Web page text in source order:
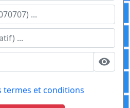
termes et conditions